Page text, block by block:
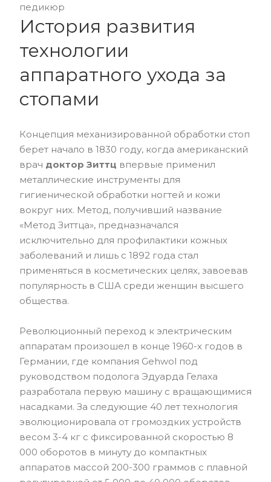
педикюр
История развития
технологии
аппаратного ухода за
стопами
Концепция механизированной обработки стоп
берет начало в 1830 году, когда американский
врач доктор Зиттц впервые применил
металлические инструменты для
гигиенической обработки ногтей и кожи
вокруг них. Метод, получивший название
«Метод Зиттца», предназначался
исключительно для профилактики кожных
заболеваний и лишь с 1892 года стал
применяться в косметических целях, завоевав
популярность в США среди женщин высшего
общества.
Революционный переход к электрическим
аппаратам произошел в конце 1960-х годов в
Германии, где компания Gehwol под
руководством подолога Эдуарда Гелаха
разработала первую машину с вращающимися
насадками. За следующие 40 лет технология
эволюционировала от громоздких устройств
весом 3-4 кг с фиксированной скоростью 8
000 оборотов в минуту до компактных
аппаратов массой 200-300 граммов с плавной